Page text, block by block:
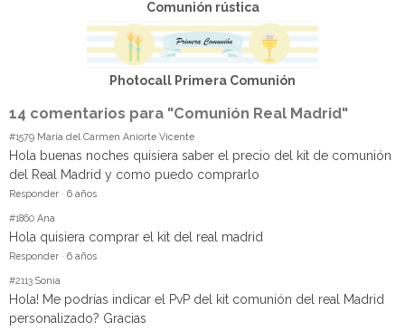
Comunión rústica
Photocall Primera Comunión
14 comentarios para "Comunión Real Madrid"
#1579 María del Carmen Aniorte Vicente
Hola buenas noches quisiera saber el precio del kit de comunión
del Real Madrid y como puedo comprarlo
Responder · 6 años
#1860 Ana
Hola quisiera comprar el kit del real madrid
Responder · 6 años
#2113 Sonia
Hola! Me podrías indicar el PvP del kit comunión del real Madrid
personalizado? Gracias